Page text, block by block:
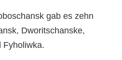
gab es zehn
Dworitschanske,
Fyholiwka.